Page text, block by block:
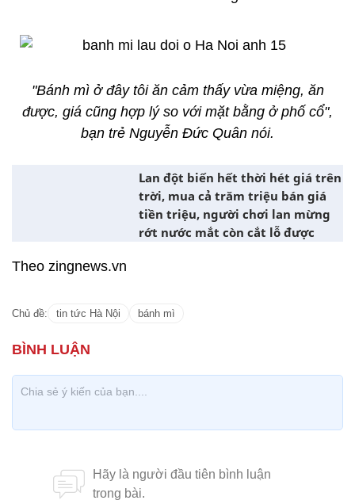
"Bánh mì ở đây tôi ăn cảm thấy vừa miệng, ăn
được, giá cũng hợp lý so với mặt bằng ở phố cổ",
bạn trẻ Nguyễn Đức Quân nói.
Lan đột biến hết thời hét giá trên
trời, mua cả trăm triệu bán giá
tiền triệu, người chơi lan mừng
rớt nước mắt còn cắt lỗ được
Theo zingnews.vn
Chủ đề: tin tức Hà Nội bánh mì